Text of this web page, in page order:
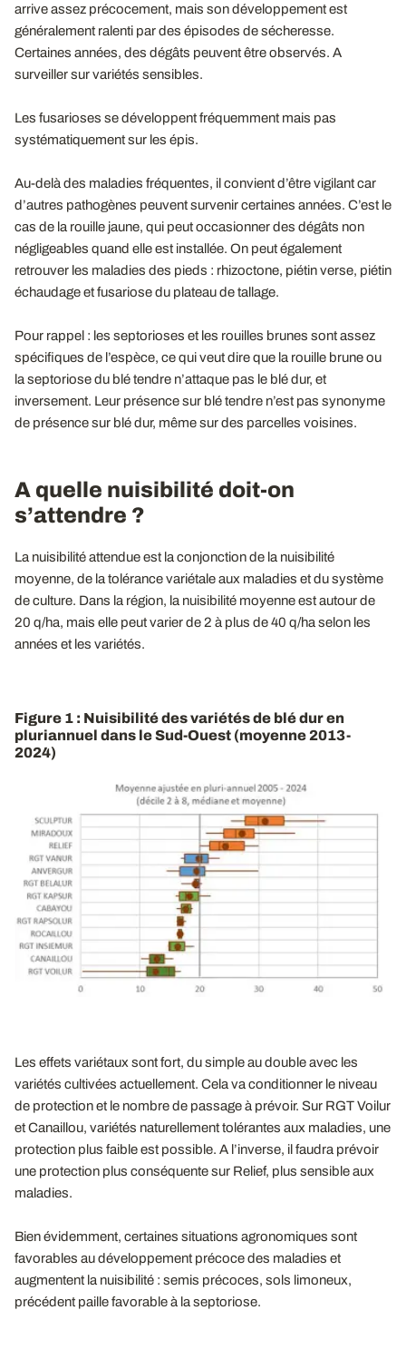
arrive assez précocement, mais son développement est
généralement ralenti par des épisodes de sécheresse.
Certaines années, des dégâts peuvent être observés. A
surveiller sur variétés sensibles.
Les fusarioses se développent fréquemment mais pas
systématiquement sur les épis.
Au-delà des maladies fréquentes, il convient d’être vigilant car
d’autres pathogènes peuvent survenir certaines années. C’est le
cas de la rouille jaune, qui peut occasionner des dégâts non
négligeables quand elle est installée. On peut également
retrouver les maladies des pieds : rhizoctone, piétin verse, piétin
échaudage et fusariose du plateau de tallage.
Pour rappel : les septorioses et les rouilles brunes sont assez
spécifiques de l’espèce, ce qui veut dire que la rouille brune ou
la septoriose du blé tendre n’attaque pas le blé dur, et
inversement. Leur présence sur blé tendre n’est pas synonyme
de présence sur blé dur, même sur des parcelles voisines.
A quelle nuisibilité doit-on
s’attendre ?
La nuisibilité attendue est la conjonction de la nuisibilité
moyenne, de la tolérance variétale aux maladies et du système
de culture. Dans la région, la nuisibilité moyenne est autour de
20 q/ha, mais elle peut varier de 2 à plus de 40 q/ha selon les
années et les variétés.
Figure 1 : Nuisibilité des variétés de blé dur en
pluriannuel dans le Sud-Ouest (moyenne 2013-
2024)
Les effets variétaux sont fort, du simple au double avec les
variétés cultivées actuellement. Cela va conditionner le niveau
de protection et le nombre de passage à prévoir. Sur RGT Voilur
et Canaillou, variétés naturellement tolérantes aux maladies, une
protection plus faible est possible. A l’inverse, il faudra prévoir
une protection plus conséquente sur Relief, plus sensible aux
maladies.
Bien évidemment, certaines situations agronomiques sont
favorables au développement précoce des maladies et
augmentent la nuisibilité : semis précoces, sols limoneux,
précédent paillefavorable à la septoriose.